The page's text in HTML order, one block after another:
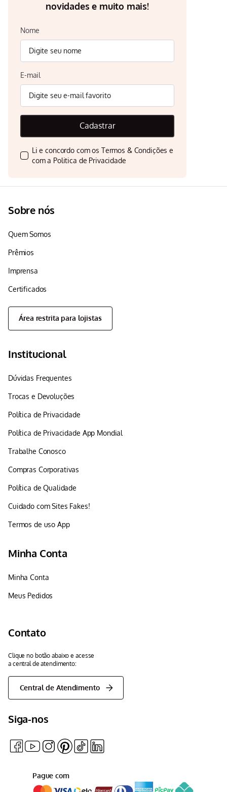
novidades e muito mais!
Nome
E-mail
Cadastrar
Li e concordo com os Termos & Condições e
com a Politica de Privacidade
Sobre nós
Quem Somos
Prêmios
Imprensa
Certificados
Área restrita para lojistas
Institucional
Dúvidas Frequentes
Trocas e Devoluções
Política de Privacidade
Política de Privacidade App Mondial
Trabalhe Conosco
Compras Corporativas
Política de Qualidade
Cuidado com Sites Fakes!
Termos de uso App
Minha Conta
Minha Conta
Meus Pedidos
Contato
Clique no botão abaixo e acesse
a central de atendimento:
Central de Atendimento
Siga-nos
Pague com